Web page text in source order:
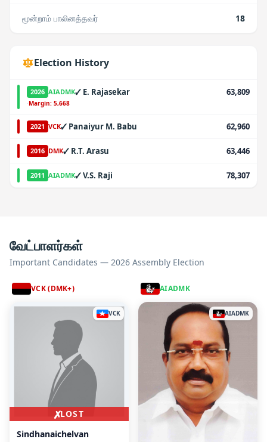
மூன்றாம் பாலினத்தவர் 18
Election History
2026 AIADMK✓ E. Rajasekar 63,809
·Margin: 5,668
2021 VCK✓ Panaiyur M. Babu 62,960
2016 DMK✓ R.T. Arasu 63,446
2011 AIADMK✓V.S. Raji 78,307
வேட்பாளர்கள்
Important Candidates — 2026 Assembly Election
VCK (DMK+)
✗LOST
VCK
Sindhanaichelvan
AIADMK
AIADMK